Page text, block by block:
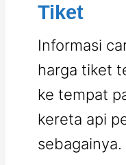
Tiket
Informasi
harga tiket
ke tempat
kereta api
sebagainya.